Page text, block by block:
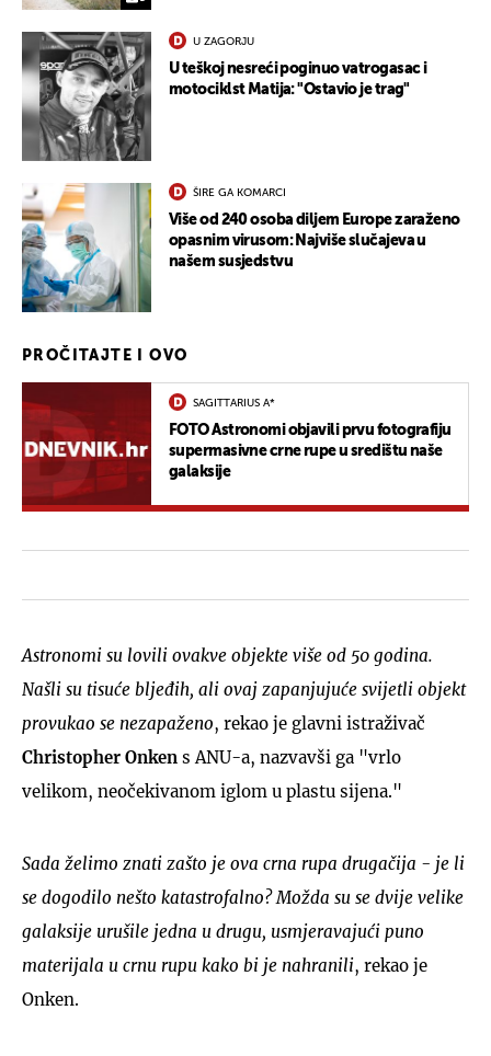
U ZAGORJU
U teškoj nesreći poginuo vatrogasac i
motociklst Matija: "Ostavio je trag"
ŠIRE GA KOMARCI
Više od 240 osoba diljem Europe zaraženo
opasnim virusom: Najviše slučajeva u
našem susjedstvu
PROČITAJTE I OVO
SAGITTARIUS A*
FOTO Astronomi objavili prvu fotografiju
supermasivne crne rupe u središtu naše
galaksije
Astronomi su lovili ovakve objekte više od 50 godina.
Našli su tisuće bljeđih, ali ovaj zapanjujuće svijetli objekt
provukao se nezapaženo, rekao je glavni istraživač
Christopher Onken s ANU-a, nazvavši ga "vrlo
velikom, neočekivanom iglom u plastu sijena."
Sada želimo znati zašto je ova crna rupa drugačija - je li
se dogodilo nešto katastrofalno? Možda su se dvije velike
galaksije urušile jedna u drugu, usmjeravajući puno
materijala u crnu rupu kako bi je nahranili, rekao je
Onken.